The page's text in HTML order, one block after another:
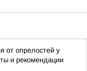
от опрелостей у
и рекомендации